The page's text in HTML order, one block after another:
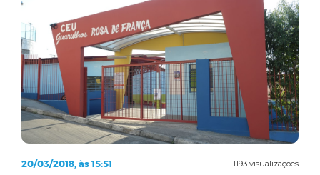
1193 visualizações
20/03/2018, às 15:51